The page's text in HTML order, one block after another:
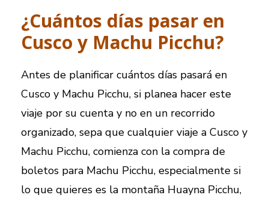
¿Cuántos días pasar en
Cusco y Machu Picchu?
Antes de planificar cuántos días pasará en
Cusco y Machu Picchu, si planea hacer este
viaje por su cuenta y no en un recorrido
organizado, sepa que cualquier viaje a Cusco y
Machu Picchu, comienza con la compra de
boletos para Machu Picchu, especialmente si
lo que quieres es la montaña Huayna Picchu,